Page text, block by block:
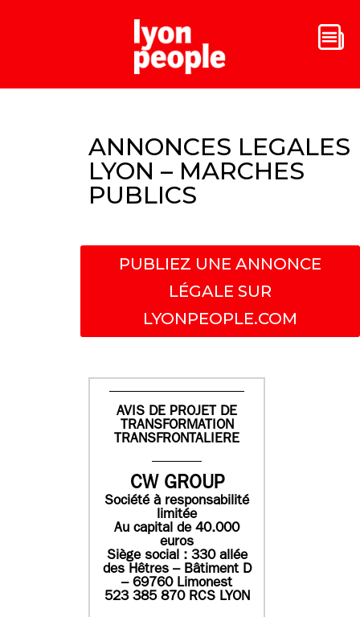
ANNONCES LEGALES
LYON – MARCHES
PUBLICS
PUBLIEZ UNE ANNONCE
LÉGALE SUR
LYONPEOPLE.COM
AVIS DE PROJET DE
TRANSFORMATION
TRANSFRONTALIERE
CW GROUP
Société à responsabilité
limitée
Au capital de 40.000
euros
Siège social : 330 allée
des Hêtres – Bâtiment D
– 69760 Limonest
523 385 870 RCS LYON